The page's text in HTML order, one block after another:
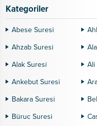
Kategoriler
Abese Suresi
Ahzab Suresi
Alak Suresi
Ali
Ankebut Suresi
Bakara Suresi
Büruc Suresi